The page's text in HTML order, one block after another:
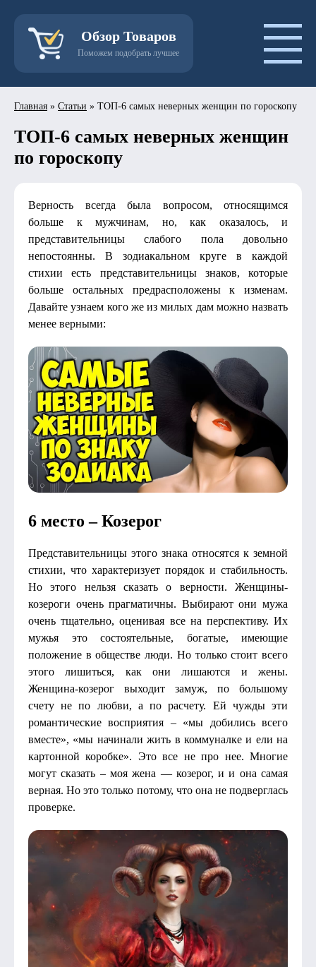
Обзор Товаров
Поможем подобрать лучшее
Главная » Статьи » ТОП-6 самых неверных женщин по гороскопу
ТОП-6 самых неверных женщин
по гороскопу
Верность всегда была вопросом, относящимся
больше к мужчинам, но, как оказалось, и
представительницы слабого пола довольно
непостоянны. В зодиакальном круге в каждой
стихии есть представительницы знаков, которые
больше остальных предрасположены к изменам.
Давайте узнаем кого же из милых дам можно назвать
менее верными:
6 место – Козерог
Представительницы этого знака относятся к земной
стихии, что характеризует порядок и стабильность.
Но этого нельзя сказать о верности. Женщины-
козероги очень прагматичны. Выбирают они мужа
очень тщательно, оценивая все на перспективу. Их
мужья это состоятельные, богатые, имеющие
положение в обществе люди. Но только стоит всего
этого лишиться, как они лишаются и жены.
Женщина-козерог выходит замуж, по большому
счету не по любви, а по расчету. Ей чужды эти
романтические восприятия – «мы добились всего
вместе», «мы начинали жить в коммуналке и ели на
картонной коробке». Это все не про нее. Многие
могут сказать – моя жена — козерог, и и она самая
верная. Но это только потому, что она не подверглась
проверке.